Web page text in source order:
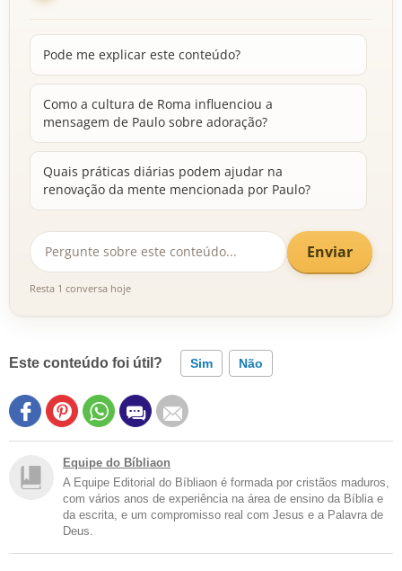
Pode me explicar este conteúdo?
Como a cultura de Roma influenciou a
mensagem de Paulo sobre adoração?
Quais práticas diárias podem ajudar na
renovação da mente mencionada por Paulo?
Enviar
Resta 1 conversa hoje
Este conteúdo foi útil? Sim Não
Equipe do Bíbliaon
A Equipe Editorial do Bíbliaon é formada por cristãos maduros,
com vários anos de experiência na área de ensino da Bíblia e
da escrita, e um compromisso real com Jesus e a Palavra de
Deus.